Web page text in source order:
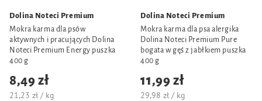
Dolina Noteci Premium
Mokra karma dla psów
aktywnych i pracujących Dolina
Noteci Premium Energy puszka
400 g
8,49 zł
21,23 zł / kg
Dolina Noteci Premium
Mokra karma dla psa alergika
Dolina Noteci Premium Pure
bogata w gęś z jabłkiem puszka
400 g
11,99 zł
29,98 zł / kg